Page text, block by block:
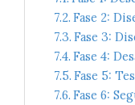
Fase 2:
Fase 3:
Fase 4:
Fase 5:
Fase 6: